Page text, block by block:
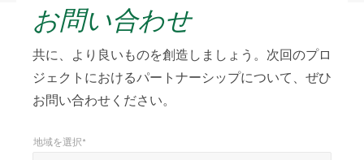
お問い合わせ
共に、より良いものを創造しましょう。次回のプロ
ジェクトにおけるパートナーシップについて、ぜひ
お問い合わせください。
地域を選択*